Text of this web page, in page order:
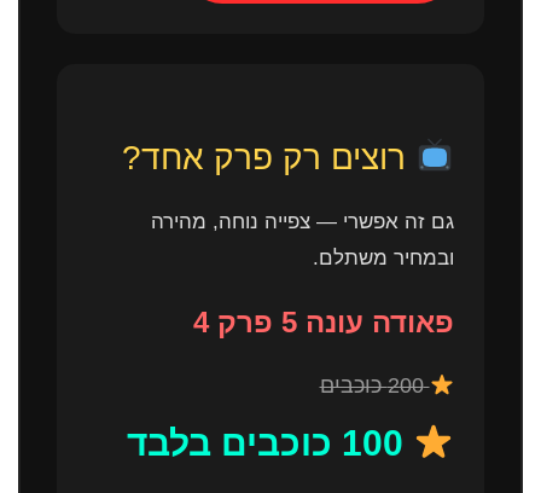
רוצים רק פרק אחד?
גם זה אפשרי — צפייה נוחה, מהירה
ובמחיר משתלם.
פאודה עונה 5 פרק 4
200 כוכבים